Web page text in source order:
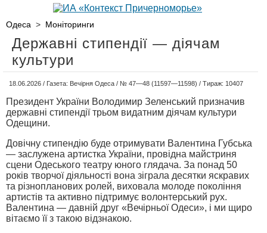
Одеса > Моніторинги
Державні стипендії — діячам
культури
18.06.2026 / Газета: Вечірня Одеса / № 47—48 (11597—11598) / Тираж: 10407
Президент України Володимир Зеленський призначив
державні стипендії трьом видатним діячам культури
Одещини.
Довічну сти­пендію буде отримувати Валентина Губська
— заслужена артистка України, провідна майстриня
сцени Одеського театру юного глядача. За понад 50
років творчої діяльності вона зіграла десятки яскравих
та різно­планових ролей, виховала молоде покоління
артистів та активно підтримує волонтерський рух.
Валентина — давній друг «Вечірньої Одеси», і ми щиро
вітаємо її з такою відзнакою.